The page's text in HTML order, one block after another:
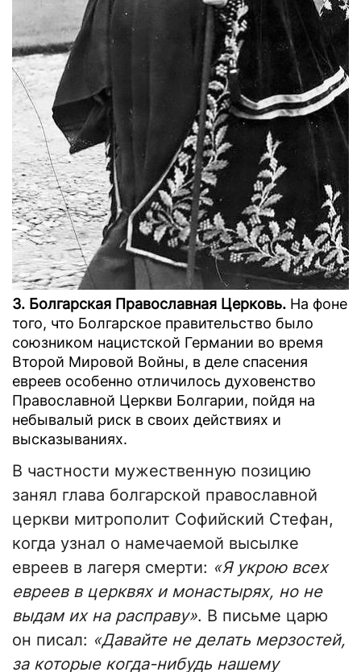
3. Болгарская Православная Церковь. На фоне
того, что Болгарское правительство было
союзником нацистской Германии во время
Второй Мировой Войны, в деле спасения
евреев особенно отличилось духовенство
Православной Церкви Болгарии, пойдя на
небывалый риск в своих действиях и
высказываниях.
В частности мужественную позицию
занял глава болгарской православной
церкви митрополит Софийский Стефан,
когда узнал о намечаемой высылке
евреев в лагеря смерти: «Я укрою всех
евреев в церквях и монастырях, но не
выдам их на расправу». В письме царю
он писал: «Давайте не делать мерзостей,
за которые когда-нибудь нашему